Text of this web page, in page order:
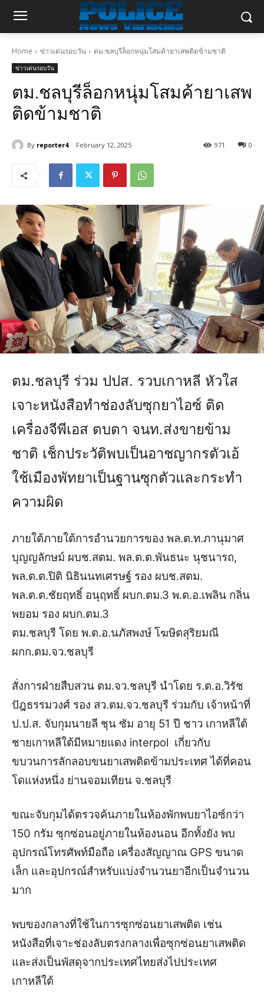
Home ข่าวเด่นรอบวัน ตม.ชลบุรีล็อกหนุ่มโสมค้ายาเสพติดข้ามชาติ
ข่าวเด่นรอบวัน
ตม.ชลบุรีล็อกหนุ่มโสมค้ายาเสพ
ติดข้ามชาติ
By reporter4 February 12, 2025 0
971
ตม.ชลบุรี ร่วม ปปส. รวบเกาหลี หัวใส
เจาะหนังสือทำช่องลับซุกยาไอซ์ ติด
เครื่องจีพีเอส ตบตา จนท.ส่งขายข้าม
ชาติ เช็กประวัติพบเป็นอาชญากรตัวเอ้
ใช้เมืองพัทยาเป็นฐานซุกตัวและกระทำ
ความผิด
ภายใต้ภายใต้การอำนวยการของ พล.ต.ท.ภานุมาศ
บุญญลักษม์ ผบช.สตม. พล.ต.ต.พันธนะ นุชนารถ,
พล.ต.ต.ปิติ นิธินนทเศรษฐ์ รอง ผบช.สตม.
พล.ต.ต.ชัยฤทธิ์ อนุฤทธิ์ ผบก.ตม.3 พ.ต.อ.เพลิน กลิ่น
พยอม รอง ผบก.ตม.3
ตม.ชลบุรี โดย พ.ต.อ.นภัสพงษ์ โฆษิตสุริยมณี
ผกก.ตม.จว.ชลบุรี
สั่งการฝ่ายสืบสวน ตม.จว.ชลบุรี นำโดย ร.ต.อ.วิรัช
ปัฎธรรมวงศ์ รอง สว.ตม.จว.ชลบุรี ร่วมกับ เจ้าหน้าที่
ป.ป.ส. จับกุมนายลี ชุน ซัม อายุ 51 ปี ชาว เกาหลีใต้
ชายเกาหลีใต้มีหมายแดง interpol เกี่ยวกับ
ขบวนการลักลอบขนยาเสพติดข้ามประเทศ ได้ที่คอน
โดแห่งหนึ่ง ย่านจอมเทียน จ.ชลบุรี
ขณะจับกุมได้ตรวจค้นภายในห้องพักพบยาไอซ์กว่า
150 กรัม ซุกซ่อนอยู่ภายในห้องนอน อีกทั้งยัง พบ
อุปกรณ์โทรศัพท์มือถือ เครื่องสัญญาณ GPS ขนาด
เล็ก และอุปกรณ์สำหรับแบ่งจำนวนยาอีกเป็นจำนวน
มาก
พบของกลางที่ใช้ในการซุกซ่อนยาเสพติด เช่น
หนังสือที่เจาะช่องลับตรงกลางเพื่อซุกซ่อนยาเสพติด
และส่งเป็นพัสดุจากประเทศไทยส่งไปประเทศ
เกาหลีใต้